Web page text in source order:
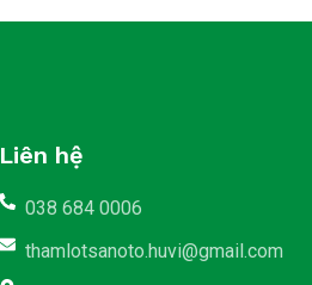
Liên hệ
038 684 0006
thamlotsanoto.huvi@gmail.com